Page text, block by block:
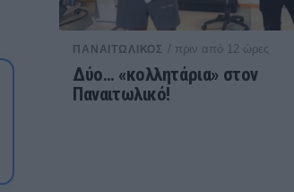
ΠΑΝΑΙΤΩΛΙΚΟΣ / πριν από 12 ώρες
Δύο… «κολλητάρια» στον
Παναιτωλικό!